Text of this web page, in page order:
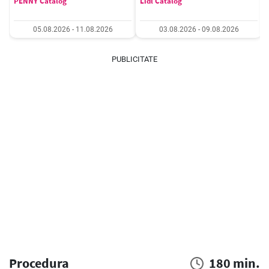
05.08.2026 - 11.08.2026 03.08.2026 - 09.08.2026
PUBLICITATE
Procedura 180 min.